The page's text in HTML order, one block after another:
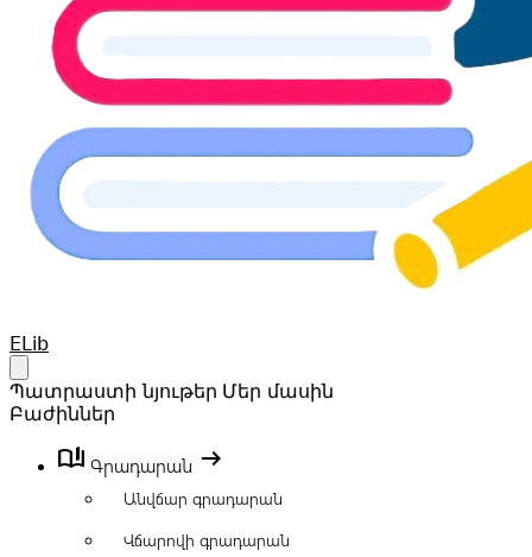
Your Company
ELib
Պատրաստի նյութեր Մեր մասին
Բաժիններ
book_ribbon Գրադարան arrow_right_alt
Անվճար գրադարան
Վճարովի գրադարան